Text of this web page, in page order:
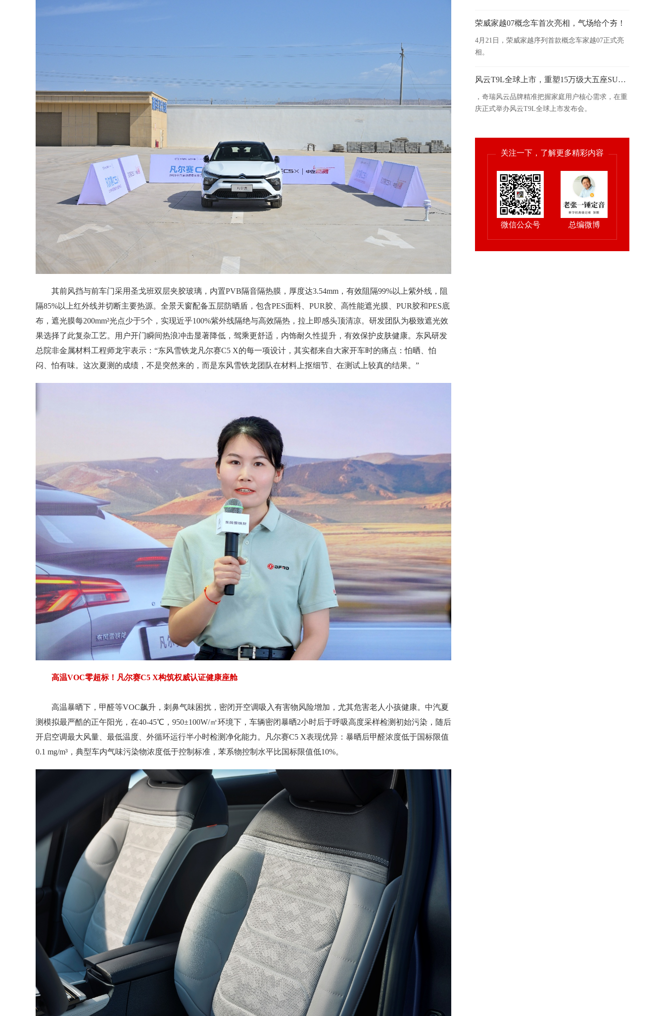
其前风挡与前车门采用圣戈班双层夹胶玻璃，内置PVB隔音隔热膜，厚度达3.54mm，有效阻隔99%以上紫外线，阻
隔85%以上红外线并切断主要热源。全景天窗配备五层防晒盾，包含PES面料、PUR胶、高性能遮光膜、PUR胶和PES底
布，遮光膜每200mm²光点少于5个，实现近乎100%紫外线隔绝与高效隔热，拉上即感头顶清凉。研发团队为极致遮光效
果选择了此复杂工艺。用户开门瞬间热浪冲击显著降低，驾乘更舒适，内饰耐久性提升，有效保护皮肤健康。东风研发
总院非金属材料工程师龙宇表示：“东风雪铁龙凡尔赛C5 X的每一项设计，其实都来自大家开车时的痛点：怕晒、怕
闷、怕有味。这次夏测的成绩，不是突然来的，而是东风雪铁龙团队在材料上抠细节、在测试上较真的结果。”
高温VOC零超标！凡尔赛C5 X构筑权威认证健康座舱
高温暴晒下，甲醛等VOC飙升，刺鼻气味困扰，密闭开空调吸入有害物风险增加，尤其危害老人小孩健康。中汽夏
测模拟最严酷的正午阳光，在40-45℃，950±100W/㎡环境下，车辆密闭暴晒2小时后于呼吸高度采样检测初始污染，随后
开启空调最大风量、最低温度、外循环运行半小时检测净化能力。凡尔赛C5 X表现优异：暴晒后甲醛浓度低于国标限值
0.1 mg/m³，典型车内气味污染物浓度低于控制标准，苯系物控制水平比国标限值低10%。
荣威家越07概念车首次亮相，气场给个夯！
4月21日，荣威家越序列首款概念车家越07正式亮
相。
风云T9L全球上市，重塑15万级大五座SUV新标杆
，奇瑞风云品牌精准把握家庭用户核心需求，在重
庆正式举办风云T9L全球上市发布会。
关注一下，了解更多精彩内容
微信公众号 总编微博